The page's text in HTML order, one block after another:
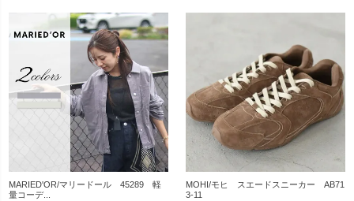
MARIED'OR/マリードール 45289 軽
量コーデ...
MOHI/モヒ スエードスニーカー AB71
3-11